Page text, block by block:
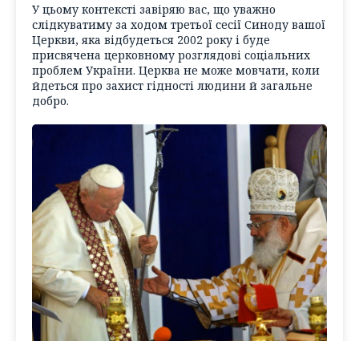
У цьому контексті завіряю вас, що уважно
слідкуватиму за ходом третьої сесії Синоду вашої
Церкви, яка відбудеться 2002 року і буде
присвячена церковному розглядові соціальних
проблем України. Церква не може мовчати, коли
йдеться про захист гідності людини й загальне
добро.